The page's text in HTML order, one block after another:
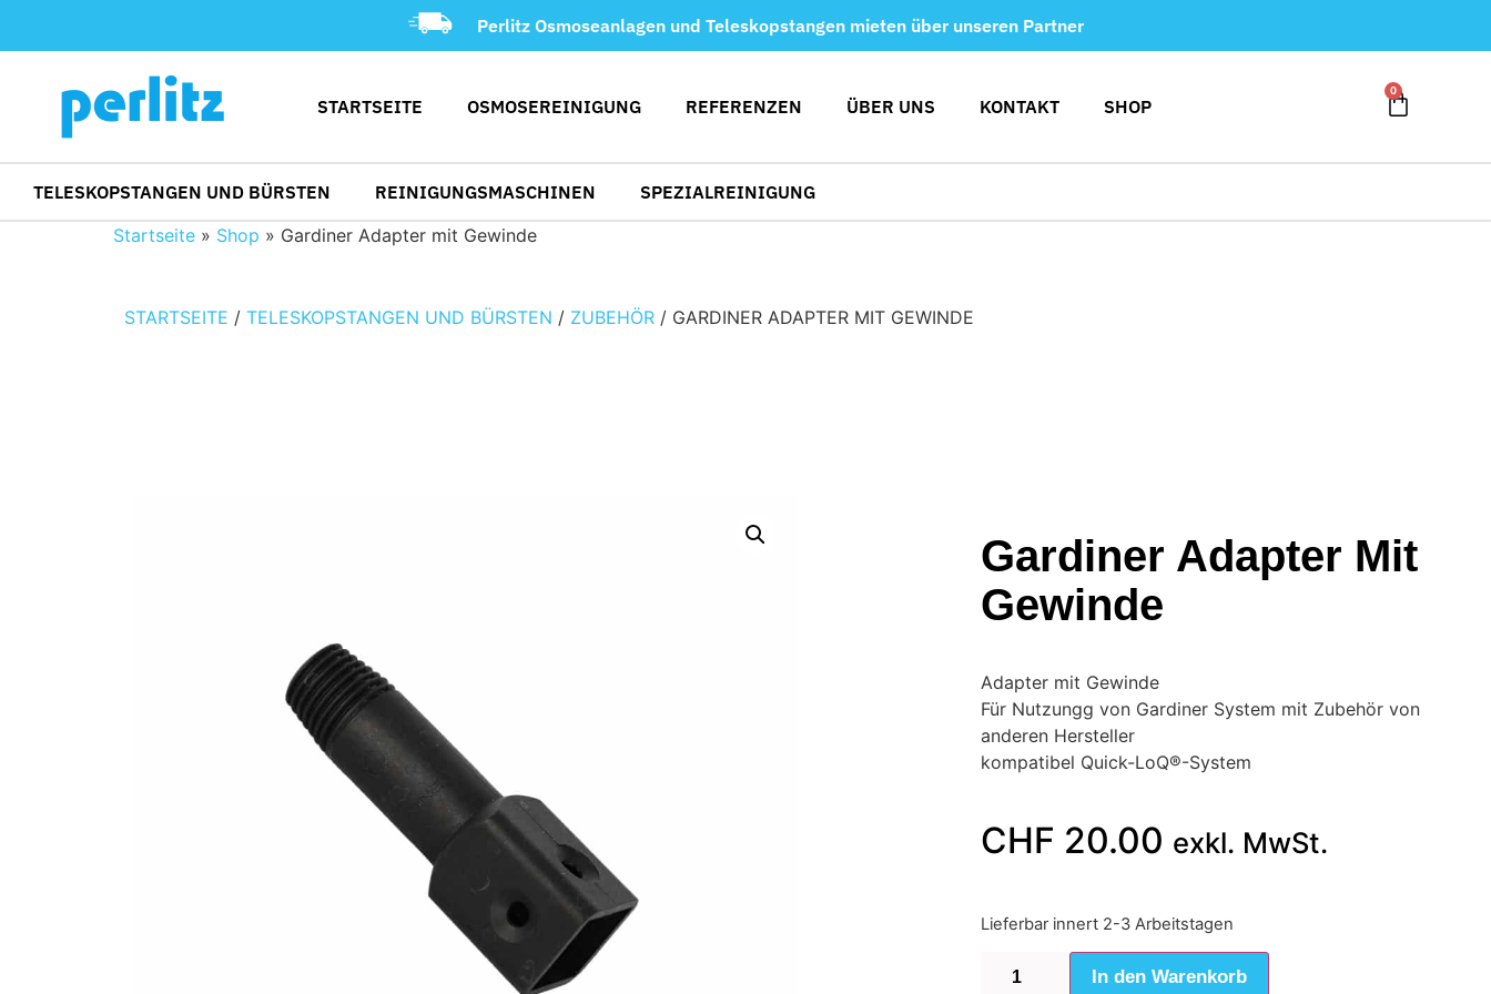
Perlitz Osmoseanlagen und Teleskopstangen mieten über unseren Partner
STARTSEITE OSMOSEREINIGUNG REFERENZEN ÜBER UNS KONTAKT SHOP
0
TELESKOPSTANGEN UND BÜRSTEN REINIGUNGSMASCHINEN
SPEZIALREINIGUNG
Startseite » Shop » Gardiner Adapter mit Gewinde
STARTSEITE / TELESKOPSTANGEN UND BÜRSTEN / ZUBEHÖR / GARDINER ADAPTER MIT GEWINDE
Gardiner Adapter Mit
Gewinde
Adapter mit Gewinde
Für Nutzungg von Gardiner System mit Zubehör von
anderen Hersteller
kompatibel Quick-LoQ®-System
CHF 20.00 exkl. MwSt.
Lieferbar innert 2-3 Arbeitstagen
In den Warenkorb